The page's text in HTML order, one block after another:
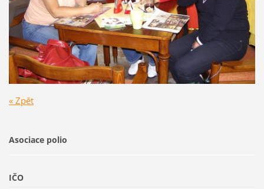
« Zpět
Asociace polio
IČO